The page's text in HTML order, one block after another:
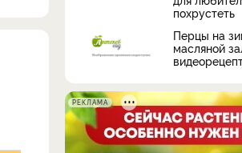
похрустеть
Перцы на
масляной
РЕКЛАМА